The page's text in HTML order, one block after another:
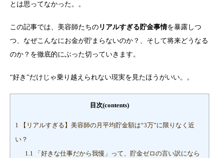
とは思ってなかった。。
この記事では、美容師たちの リアルすぎる貯金事情を暴露しつ
つ、なぜこんなにお金が貯まらないのか？、そして将来どうなる
のか？を徹底的にぶった切っていきます。
“好き”だけじゃ乗り越えられない現実を見たほうがいい。。
目次(contents)
1 【リアルすぎる】美容師の月平均貯金額は“3万”に限りなく近
い？
1.1 「好きな仕事だから我慢」って、貯金ゼロの言い訳になら